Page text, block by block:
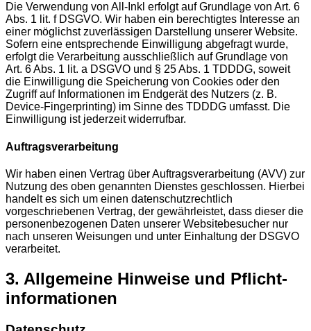
Die Verwendung von All-Inkl erfolgt auf Grundlage von Art. 6
Abs. 1 lit. f DSGVO. Wir haben ein berechtigtes Interesse an
einer möglichst zuverlässigen Darstellung unserer Website.
Sofern eine entsprechende Einwilligung abgefragt wurde,
erfolgt die Verarbeitung ausschließlich auf Grundlage von
Art. 6 Abs. 1 lit. a DSGVO und § 25 Abs. 1 TDDDG, soweit
die Einwilligung die Speicherung von Cookies oder den
Zugriff auf Informationen im Endgerät des Nutzers (z. B.
Device-Fingerprinting) im Sinne des TDDDG umfasst. Die
Einwilligung ist jederzeit widerrufbar.
Auftragsverarbeitung
Wir haben einen Vertrag über Auftragsverarbeitung (AVV) zur
Nutzung des oben genannten Dienstes geschlossen. Hierbei
handelt es sich um einen datenschutzrechtlich
vorgeschriebenen Vertrag, der gewährleistet, dass dieser die
personenbezogenen Daten unserer Websitebesucher nur
nach unseren Weisungen und unter Einhaltung der DSGVO
verarbeitet.
3. Allgemeine Hinweise und Pflicht­
informationen